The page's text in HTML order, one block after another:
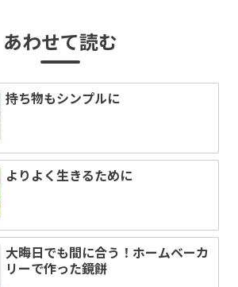
あわせて読む
持ち物もシンプルに
よりよく生きるために
大晦日でも間に合う！ホームベーカ
リーで作った鏡餅